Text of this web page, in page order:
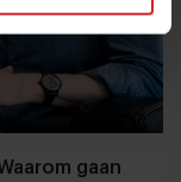
gaan